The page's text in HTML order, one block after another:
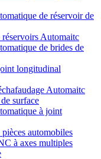
de réservoir de
Automaitc
de brides de
longitudinal
Automaitc
surface
à joint
automobiles
à axes multiples